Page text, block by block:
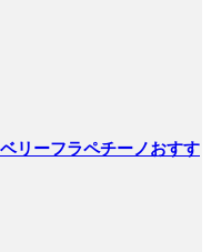
リーフラペチーノおすす